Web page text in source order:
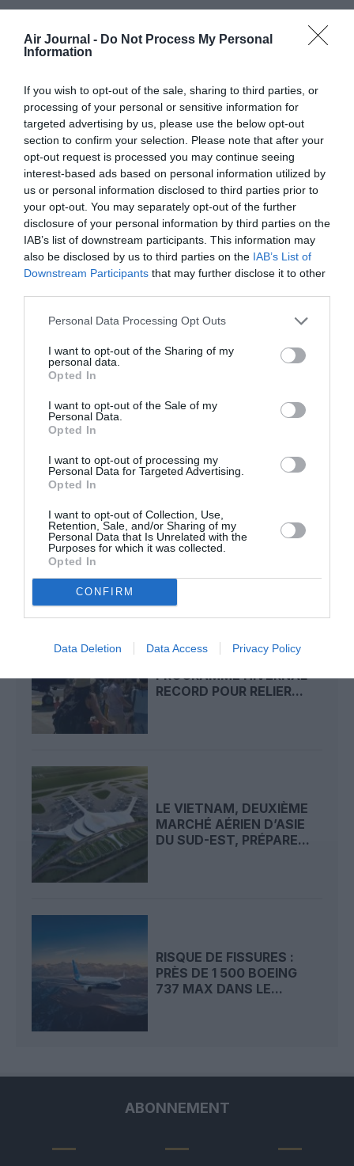
Air Journal - Do Not Process My Personal
Information
If you wish to opt-out of the sale, sharing to third parties, or
processing of your personal or sensitive information for
targeted advertising by us, please use the below opt-out
section to confirm your selection. Please note that after your
opt-out request is processed you may continue seeing
interest-based ads based on personal information utilized by
us or personal information disclosed to third parties prior to
your opt-out. You may separately opt-out of the further
disclosure of your personal information by third parties on the
IAB’s list of downstream participants. This information may
also be disclosed by us to third parties on the IAB’s List of
Downstream Participants that may further disclose it to other
Personal Data Processing Opt Outs
I want to opt-out of the Sharing of my
personal data.
Opted In
I want to opt-out of the Sale of my
Personal Data.
Opted In
I want to opt-out of processing my
Personal Data for Targeted Advertising.
Opted In
I want to opt-out of Collection, Use,
Retention, Sale, and/or Sharing of my
Personal Data that Is Unrelated with the
Purposes for which it was collected.
Opted In
CONFIRM
Data Deletion Data Access Privacy Policy
FAIRE UN DON
Soutenez Air Journal participezà son
développement !
NOUS SOUTENIR
Kylea commenté l'article :
SWISS : la rentabilité relance le débat sur son
autonomie au sein de Lufthansa Group
NDRa commenté l'article :
Le ciel n’a jamais été aussi chargé : record de 153 359
LIRE AUSSI
RYANAIR AU MAROC : UN
PROGRAMME HIVERNAL
RECORD POUR RELIER...
LE VIETNAM, DEUXIÈME
MARCHÉ AÉRIEN D’ASIE
DU SUD-EST, PRÉPARE...
RISQUE DE FISSURES :
PRÈS DE 1 500 BOEING
737 MAX DANS LE...
ABONNEMENT